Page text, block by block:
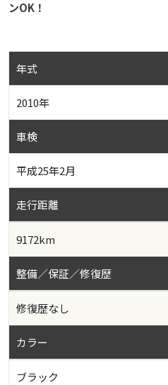
ンOK！
年式
2010年
車検
平成25年2月
走行距離
9172km
整備／保証／修復歴
修復歴なし
カラー
ブラック